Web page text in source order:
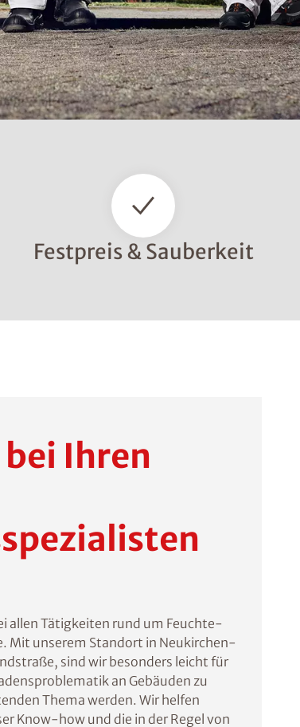
Festpreis & Sauberkeit
Ihren
allen Tätigkeiten rund um Feuchte-
Mit unserem Standort in Neukirchen-
sind wir besonders leicht für
an Gebäuden zu
Thema werden. Wir helfen
Know-how und die in der Regel von